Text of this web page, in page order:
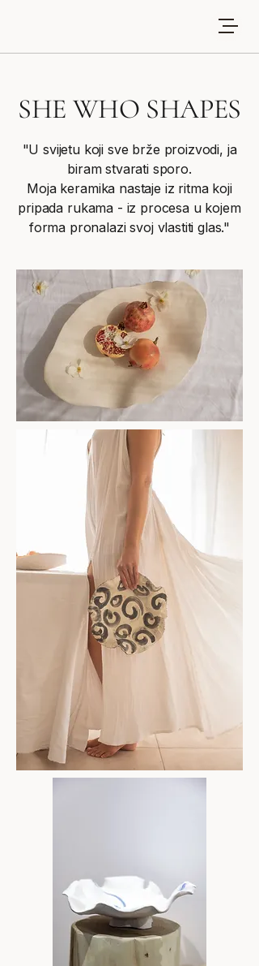
SHE WHO SHAPES
"U svijetu koji sve brže proizvodi, ja
biram stvarati sporo.
Moja keramika nastaje iz ritma koji
pripada rukama - iz procesa u kojem
forma pronalazi svoj vlastiti glas."